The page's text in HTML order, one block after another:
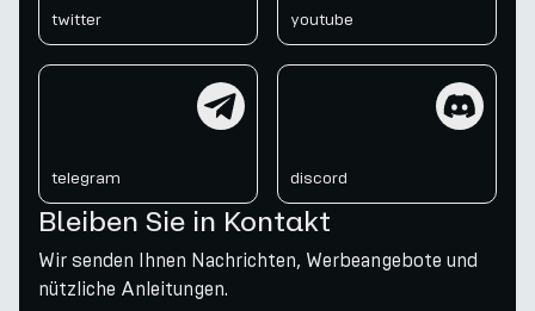
twitter youtube
telegram discord
Bleiben Sie in Kontakt
Wir senden Ihnen Nachrichten, Werbeangebote und
nützliche Anleitungen.